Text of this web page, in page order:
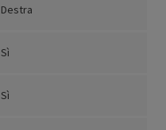
Destra
Sì
Sì